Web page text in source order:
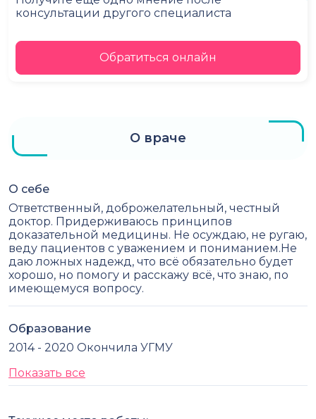
консультации другого специалиста
Обратиться онлайн
О враче
О себе
Ответственный, доброжелательный, честный
доктор. Придерживаюсь принципов
доказательной медицины. Не осуждаю, не ругаю,
веду пациентов с уважением и пониманием.Не
даю ложных надежд, что всё обязательно будет
хорошо, но помогу и расскажу всё, что знаю, по
имеющемуся вопросу.
Образование
2014 - 2020 Окончила УГМУ
Показать все